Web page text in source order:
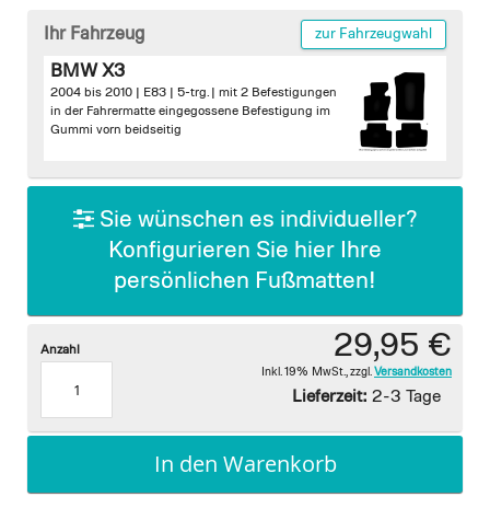
beginning
gallery
Ihr Fahrzeug zur Fahrzeugwahl
BMW X3
2004 bis 2010 | E83 | 5-trg. | mit 2 Befestigungen
in der Fahrermatte eingegossene Befestigung im
Gummi vorn beidseitig
Sie wünschen es individueller?
Konfigurieren Sie hier Ihre
persönlichen Fußmatten!
29,95 €
Inkl. 19% MwSt. zzgl. Versandkosten
Lieferzeit: 2-3 Tage
Anzahl
In den Warenkorb